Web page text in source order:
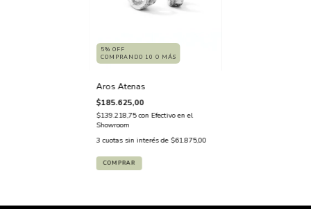
5% OFF
COMPRANDO 10 O MÁS
Aros Atenas
$185.625,00
$139.218,75con Efectivo en el
Showroom
3 cuotas sin interés de $61.875,00
COMPRAR